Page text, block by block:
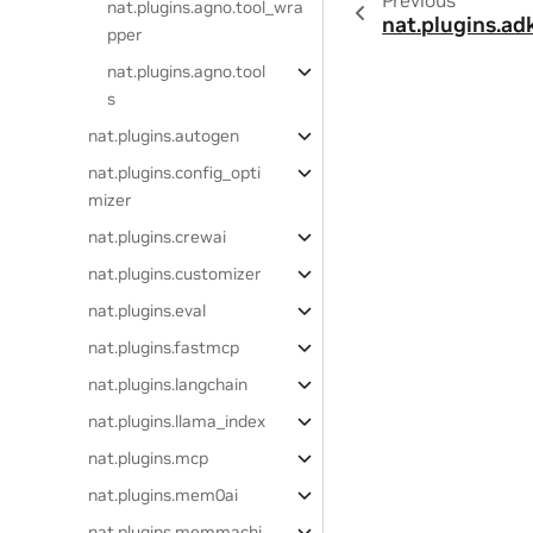
nat.plugins.agno.tool_wra
pper
nat.plugins.agno.tool
s
nat.plugins.autogen
nat.plugins.config_opti
mizer
nat.plugins.crewai
nat.plugins.customizer
nat.plugins.eval
nat.plugins.fastmcp
nat.plugins.langchain
nat.plugins.llama_index
nat.plugins.mcp
nat.plugins.mem0ai